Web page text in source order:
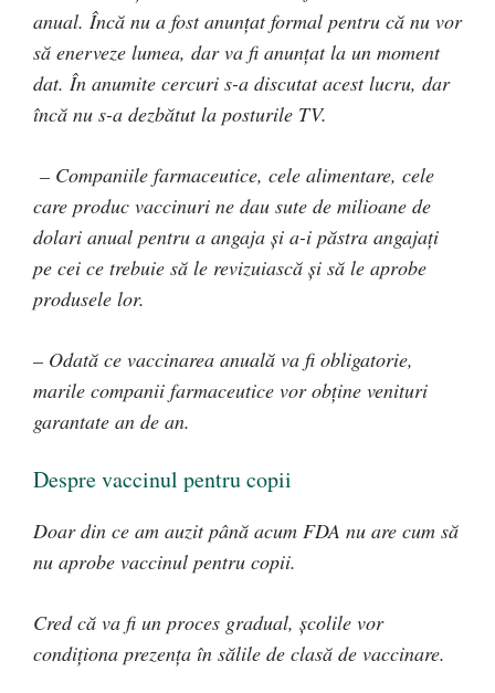
anual. Încă nu a fost anunțat formal pentru că nu vor
să enerveze lumea, dar va fi anunțat la un moment
dat. În anumite cercuri s-a discutat acest lucru, dar
încă nu s-a dezbătut la posturile TV.
– Companiile farmaceutice, cele alimentare, cele
care produc vaccinuri ne dau sute de milioane de
dolari anual pentru a angaja și a-i păstra angajați
pe cei ce trebuie să le revizuiască și să le aprobe
produsele lor.
– Odată ce vaccinarea anuală va fi obligatorie,
marile companii farmaceutice vor obține venituri
garantate an de an.
Despre vaccinul pentru copii
Doar din ce am auzit până acum FDA nu are cum să
nu aprobe vaccinul pentru copii.
Cred că va fi un proces gradual, școlile vor
condiționa prezența în sălile de clasă de vaccinare.